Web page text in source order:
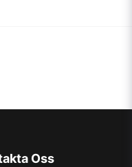
Oss